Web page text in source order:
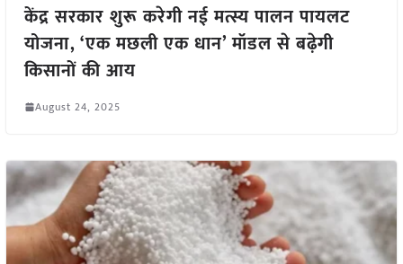
केंद्र सरकार शुरू करेगी नई मत्स्य पालन पायलट
योजना, ‘एक मछली एक धान’ मॉडल से बढ़ेगी
किसानों की आय
August 24, 2025